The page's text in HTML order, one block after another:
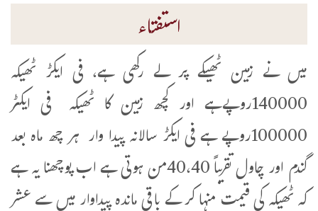
استفتاء
میں نے زمین ٹھیکے پر لے رکھی ہے، فی ایکڑ ٹھیکہ
140000روپےہے اور کچھ زمین کا ٹھیکہ فی ایکٹر
100000روپے ہے فی ایکڑ سالانہ پیدا وار ہر چھ ماہ بعد
گندم اور چاول تقریباً 40،40من ہوتی ہے اب پوچھنا یہ ہے